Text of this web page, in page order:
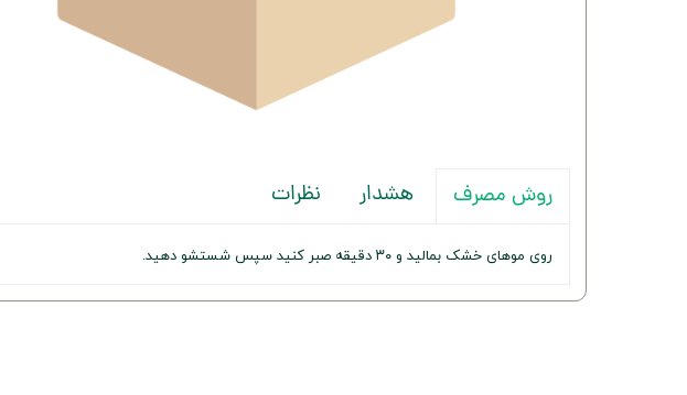
روش مصرف هشدار نظرات
روی موهای خشک بمالید و ۳۰ دقیقه صبر کنید سپس شستشو دهید.